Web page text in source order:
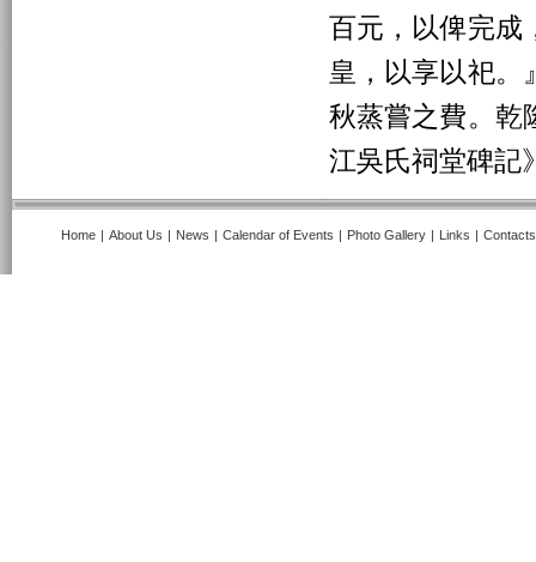
百元，以俾完成
皇，以享以祀。
秋蒸嘗之費。乾
江吳氏祠堂碑記
Home | About Us | News | Calendar of Events | Photo Gallery | Links | Contacts